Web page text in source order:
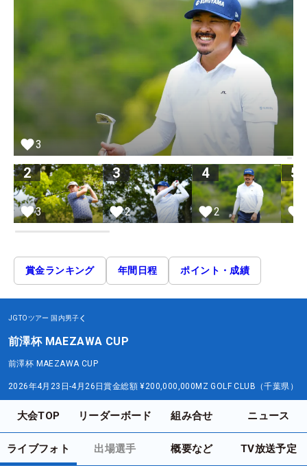
3
2
3
3
2
4
2
5
賞金ランキング 年間日程 ポイント・成績
JGTOツアー 国内男子
前澤杯 MAEZAWA CUP
前澤杯 MAEZAWA CUP
2026年4月23日-4月26日賞金総額 ¥200,000,000MZ GOLF CLUB（千葉県）
大会TOP リーダーボード 組み合せ ニュース
ライブフォト 出場選手 概要など TV放送予定